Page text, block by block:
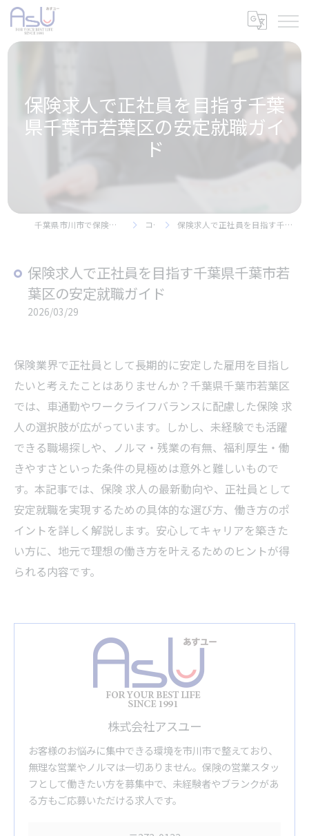
保険求人で正社員を目指す千葉
県千葉市若葉区の安定就職ガイ
ド
千葉県市川市で保険の求人なら株式会社アスユー コラム 保険求人で正社員を目指す千葉県千葉市若葉区の安定就職ガイド
保険求人で正社員を目指す千葉県千葉市若
葉区の安定就職ガイド
2026/03/29
保険業界で正社員として長期的に安定した雇用を目指し
たいと考えたことはありませんか？千葉県千葉市若葉区
では、車通勤やワークライフバランスに配慮した保険 求
人の選択肢が広がっています。しかし、未経験でも活躍
できる職場探しや、ノルマ・残業の有無、福利厚生・働
きやすさといった条件の見極めは意外と難しいもので
す。本記事では、保険 求人の最新動向や、正社員として
安定就職を実現するための具体的な選び方、働き方のポ
イントを詳しく解説します。安心してキャリアを築きた
い方に、地元で理想の働き方を叶えるためのヒントが得
られる内容です。
株式会社アスユー
お客様のお悩みに集中できる環境を市川市で整えており、
無理な営業やノルマは一切ありません。保険の営業スタッ
フとして働きたい方を募集中で、未経験者やブランクがあ
る方もご応募いただける求人です。